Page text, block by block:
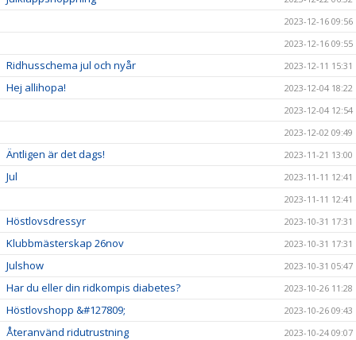
2023-12-16 09:56
2023-12-16 09:55
Ridhusschema jul och nyår 2023-12-11 15:31
Hej allihopa!
2023-12-04 18:22
2023-12-04 12:54
2023-12-02 09:49
Äntligen är det dags! 2023-11-21 13:00
Jul
2023-11-11 12:41
2023-11-11 12:41
Höstlovsdressyr 2023-10-31 17:31
Klubbmästerskap 26nov 2023-10-31 17:31
Julshow 2023-10-31 05:47
Har du eller din ridkompis diabetes? 2023-10-26 11:28
Höstlovshopp &#127809; 2023-10-26 09:43
Återanvänd ridutrustning
2023-10-24 09:07